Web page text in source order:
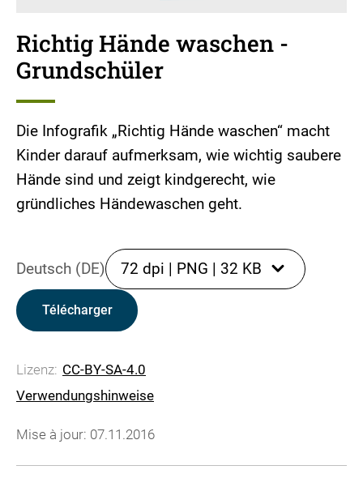
Richtig Hände waschen -
Grundschüler
Die Infografik „Richtig Hände waschen“ macht
Kinder darauf aufmerksam, wie wichtig saubere
Hände sind und zeigt kindgerecht, wie
gründliches Händewaschen geht.
Deutsch (DE) 72 dpi | PNG | 32 KB
Télécharger
Lizenz: CC-BY-SA-4.0
Verwendungshinweise
Mise à jour: 07.11.2016